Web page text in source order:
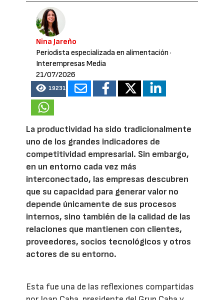
Nina Jareño
Periodista especializada en alimentación ·
Interempresas Media
21/07/2026
19231
La productividad ha sido tradicionalmente
uno de los grandes indicadores de
competitividad empresarial. Sin embargo,
en un entorno cada vez más
interconectado, las empresas descubren
que su capacidad para generar valor no
depende únicamente de sus procesos
internos, sino también de la calidad de las
relaciones que mantienen con clientes,
proveedores, socios tecnológicos y otros
actores de su entorno.
Esta fue una de las reflexiones compartidas